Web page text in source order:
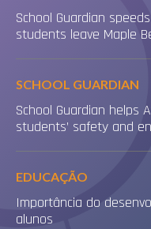
School Guardian
students leave Maple
SCHOOL GUARDIAN
School Guardian helps
students’ safety and
EDUCAÇÃO
Importância do
alunos